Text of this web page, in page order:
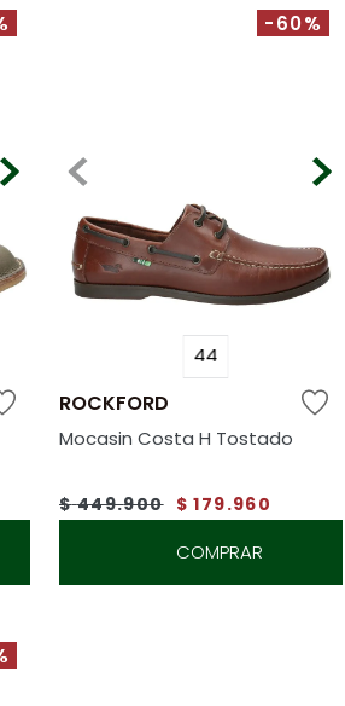
-60%
44
ROCKFORD
Mocasin Costa H Tostado
$ 449.900 $ 179.960
COMPRAR